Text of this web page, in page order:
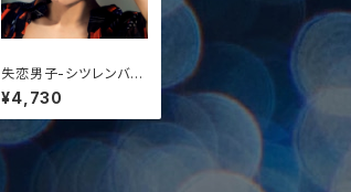
失恋男子-シツレンバナ
シ-3 特典ブロマイド：
太田将熙
¥4,730